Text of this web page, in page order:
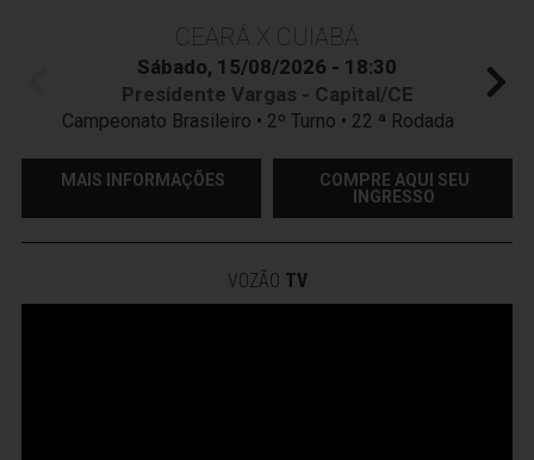
CEARÁ X CUIABÁ
Sábado, 15/08/2026 - 18:30
Presidente Vargas - Capital/CE
Campeonato Brasileiro • 2º Turno • 22 ª Rodada
MAIS INFORMAÇÕES
COMPRE AQUI SEU
INGRESSO
VOZÃO TV